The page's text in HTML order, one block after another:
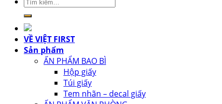
kiếm:
VỀ VIỆT FIRST
Sản phẩm
ẤN PHẨM BAO BÌ
Hộp giấy
Túi giấy
Tem nhãn – decal giấy